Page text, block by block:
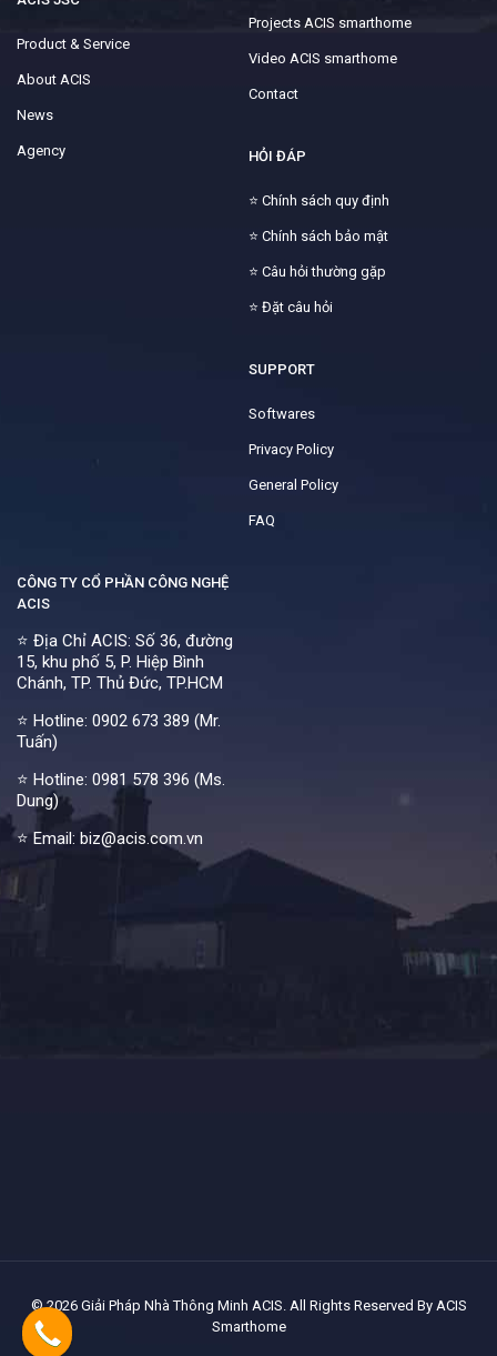
Product & Service
About ACIS
News
Agency
Projects ACIS smarthome
Video ACIS smarthome
Contact
HỎI ĐÁP
⭐ Chính sách quy định
⭐ Chính sách bảo mật
⭐ Câu hỏi thường gặp
⭐ Đặt câu hỏi
SUPPORT
Softwares
Privacy Policy
General Policy
FAQ
CÔNG TY CỔ PHẦN CÔNG NGHỆ
ACIS
⭐ Địa Chỉ ACIS: Số 36, đường
15, khu phố 5, P. Hiệp Bình
Chánh, TP. Thủ Đức, TP.HCM
⭐ Hotline: 0902 673 389 (Mr.
Tuấn)
⭐ Hotline: 0981 578 396 (Ms.
Dung)
⭐ Email: biz@acis.com.vn
© 2026 Giải Pháp Nhà Thông Minh ACIS. All Rights Reserved By ACIS
Smarthome